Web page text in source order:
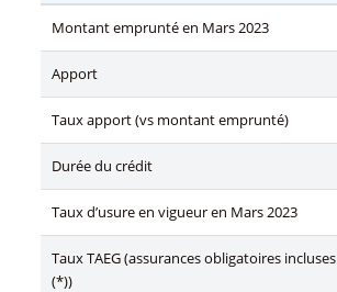
Montant emprunté en Mars 2023
Apport
Taux apport (vs montant emprunté)
Durée du crédit
Taux d’usure en vigueur en Mars 2023
Taux TAEG (assurances obligatoires incluses
(*))